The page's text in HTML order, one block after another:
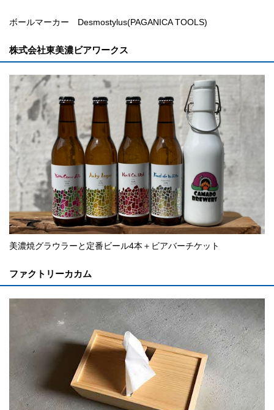
ボールマーカー Desmostylus(PAGANICA TOOLS)
株式会社東美濃ビアワークス
美濃焼グラウラーと定番ビール4本＋ビアバーチケット
ファクトリーカカム